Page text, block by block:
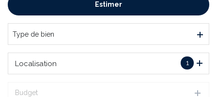
De l'immo pro
Estimer
Type de bien
1
Localisation
Budget